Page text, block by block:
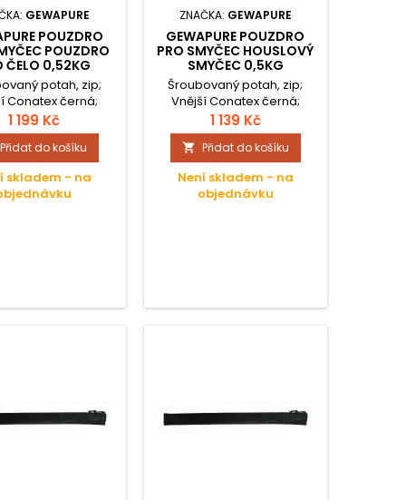
GEWAPURE
POUZDRO
POUZDRO
ČELO 0,52KG
potah, zip;
Conatex černá;
sametový plyš
Jednoduché
pouzdro;
1 199 Kč
Přidat do košíku
skladem - na
ZNAČKA: GEWAPURE
GEWAPURE POUZDRO
PRO SMYČEC HOUSLOVÝ
SMYČEC 0,5KG
Šroubovaný potah, zip;
Vnější Conatex černá;
Vnitřní sametový plyš
antracit; Jednoduché
pouzdro;
1 139 Kč
 Přidat do košíku
Není skladem - na
objednávku